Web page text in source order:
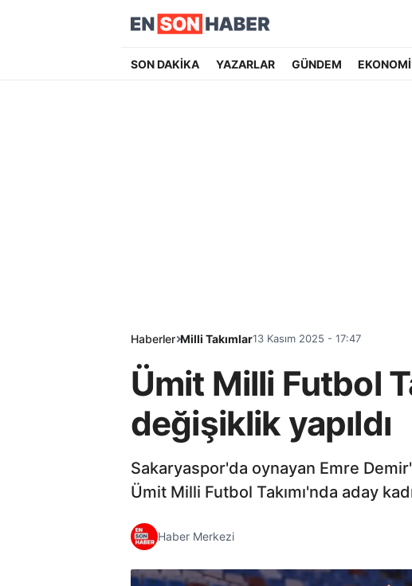
SON DAKİKA YAZARLAR GÜNDEM EKONOMİ
Haberler Milli Takımlar13 Kasım 2025 - 17:47
Ümit Milli Futbol
değişiklik yapıldı
Sakaryaspor'da oynayan Emre
Ümit Milli Futbol Takımı'nda aday
Haber Merkezi